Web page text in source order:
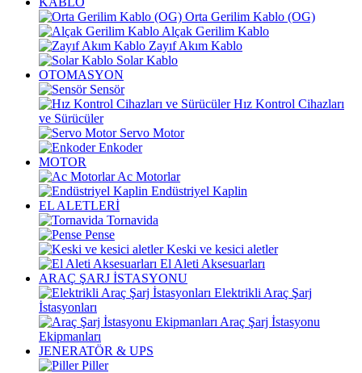
Orta Gerilim Kablo (OG)
Alçak Gerilim Kablo
Zayıf Akım Kablo
Solar Kablo
OTOMASYON
Sensör
Hız Kontrol Cihazları
ve Sürücüler
Servo Motor
Enkoder
MOTOR
Ac Motorlar
Endüstriyel Kaplin
EL ALETLERİ
Tornavida
Pense
Keski ve kesici aletler
El Aleti Aksesuarları
ARAÇ ŞARJ İSTASYONU
Elektrikli Araç Şarj
İstasyonları
Araç Şarj İstasyonu
Ekipmanları
JENERATÖR & UPS
Piller